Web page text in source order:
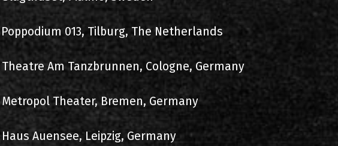
Poppodium 013, Tilburg, The Netherlands
Theatre Am Tanzbrunnen, Cologne, Germany
Metropol Theater, Bremen, Germany
Auensee, Leipzig, Germany